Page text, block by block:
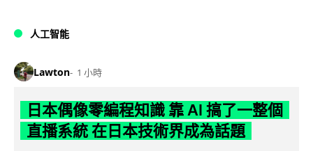
人工智能
Lawton 1 小時
日本偶像零編程知識 靠 AI 搞了一整個
直播系統 在日本技術界成為話題